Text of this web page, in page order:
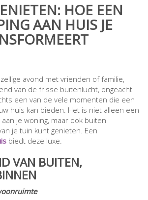
HOE EEN
AAN HUIS JE
avond met vrienden of familie,
van de frisse buitenlucht, ongeacht
een van de vele momenten die een
huis kan bieden. Het is niet alleen een
je woning, maar ook buiten
je tuin kunt genieten. Een
biedt deze luxe.
VAN BUITEN,